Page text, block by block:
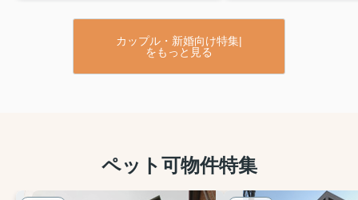
カップル・新婚向け特集|
をもっと見る
ペット可物件特集